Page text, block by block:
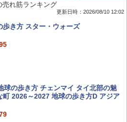
ビ-パル) 2026年 10 月号【特別付録:
ビ-パル) 2026年 9 月号【特別付録:
ミニマル"旅"財布 ランダム2種】
れ筋ランキング
更新日時：2026/08/10 12:02
歩き方 スター・ウォーズ
球の歩き方 チェンマイ タイ北部の魅
町 2026～2027 地球の歩き方D アジア